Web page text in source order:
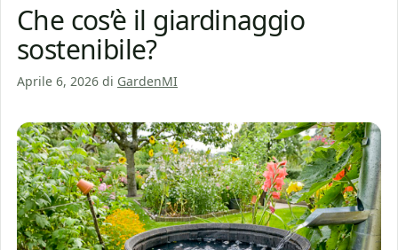
Che cos’è il giardinaggio
sostenibile?
Aprile 6, 2026 di GardenMI